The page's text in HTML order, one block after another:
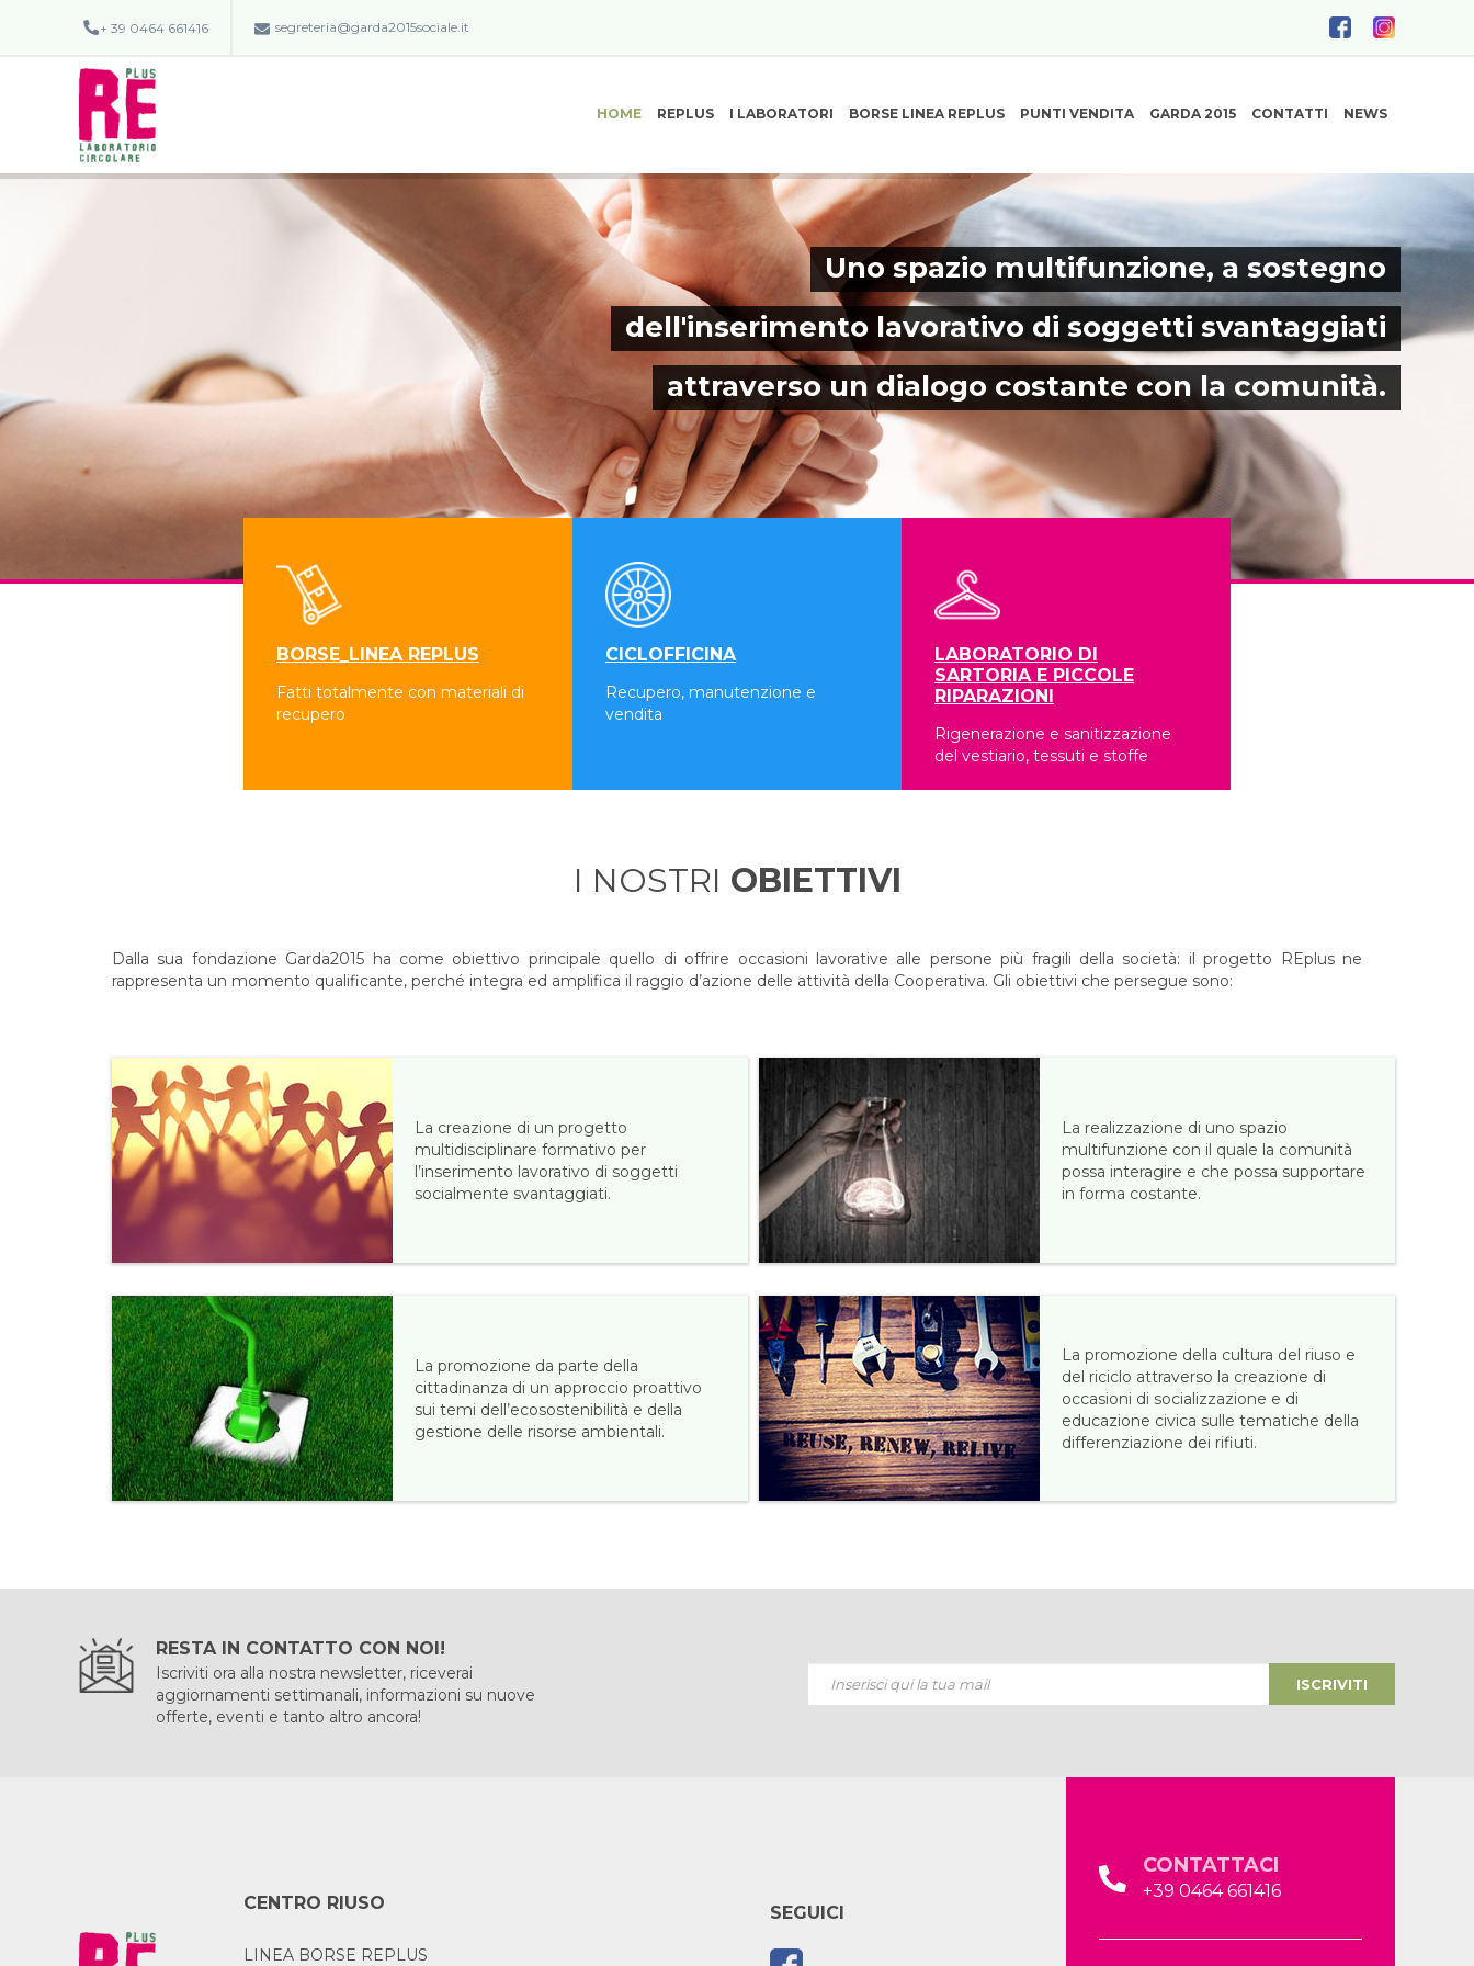
+ 39 0464 661416 segreteria@garda2015sociale.it
HOME REPLUS I LABORATORI BORSE LINEA REPLUS PUNTI VENDITA GARDA 2015 CONTATTI NEWS
Uno spazio multifunzione, a sostegno
dell'inserimento lavorativo di soggetti svantaggiati
attraverso un dialogo costante con la comunità.
BORSE_LINEA REPLUS
Fatti totalmente con materiali di
recupero
CICLOFFICINA
Recupero, manutenzione e
vendita
LABORATORIO DI
SARTORIA E PICCOLE
RIPARAZIONI
Rigenerazione e sanitizzazione
del vestiario, tessuti e stoffe
I NOSTRI OBIETTIVI
Dalla sua fondazione Garda2015 ha come obiettivo principale quello di offrire occasioni lavorative alle persone più fragili della società: il progetto REplus ne
rappresenta un momento qualificante, perché integra ed amplifica il raggio d’azione delle attività della Cooperativa. Gli obiettivi che persegue sono:
La creazione di un progetto
multidisciplinare formativo per
l’inserimento lavorativo di soggetti
socialmente svantaggiati.
La promozione da parte della
cittadinanza di un approccio proattivo
sui temi dell’ecosostenibilità e della
gestione delle risorse ambientali.
La realizzazione di uno spazio
multifunzione con il quale la comunità
possa interagire e che possa supportare
in forma costante.
La promozione della cultura del riuso e
del riciclo attraverso la creazione di
occasioni di socializzazione e di
educazione civica sulle tematiche della
differenziazione dei rifiuti.
RESTA IN CONTATTO CON NOI!
Iscriviti ora alla nostra newsletter, riceverai
aggiornamenti settimanali, informazioni su nuove
offerte, eventi e tanto altro ancora!
ISCRIVITI
CENTRO RIUSO
LINEA BORSE REPLUS
SEGUICI
CONTATTACI
+39 0464 661416